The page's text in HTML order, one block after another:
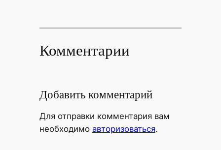
Комментарии
Добавить комментарий
Для отправки комментария вам
необходимо авторизоваться.